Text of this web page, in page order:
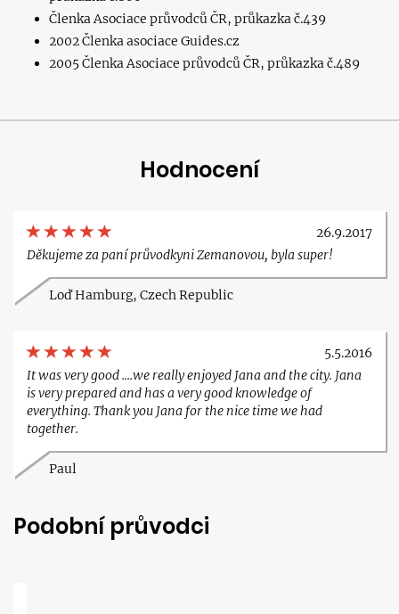
Členka Asociace průvodců ČR, průkazka č.439
2002 Členka asociace Guides.cz
2005 Členka Asociace průvodců ČR, průkazka č.489
Hodnocení
26.9.2017
Děkujeme za paní průvodkyni Zemanovou, byla super!
Loď Hamburg, Czech Republic
5.5.2016
It was very good ....we really enjoyed Jana and the city. Jana
is very prepared and has a very good knowledge of
everything. Thank you Jana for the nice time we had
together.
Paul
Podobní průvodci